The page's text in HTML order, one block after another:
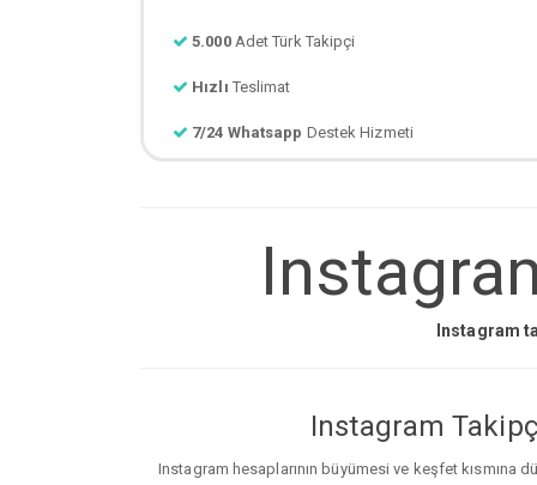
5.000 Adet Türk Takipçi
Hızlı Teslimat
7/24 Whatsapp Destek Hizmeti
Instagram
Instagram
Instagram hesaplarının büyümesi ve keşfet kısmına